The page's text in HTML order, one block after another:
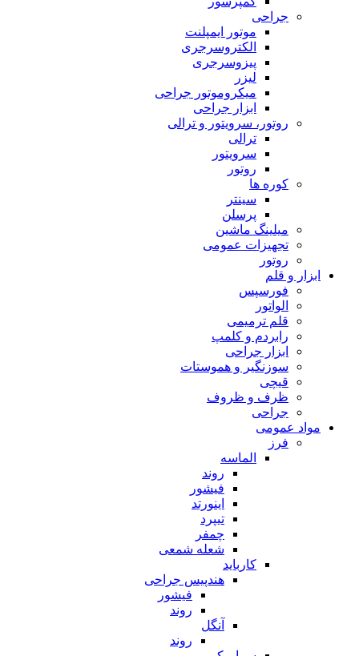
جراحی
موتور ایمپلنت
الکتروسرجری
پیزوسرجری
لیزر
میکروموتور جراحی
ابزار جراحی
روتور، سرویتور و ترالی
ترالی
سرویتور
روتور
کوره ها
سینتر
پرسلن
میلینگ ماشین
تجهیزات عمومی
روتور
ابزار و قلم
فورسپس
الواتور
قلم ترمیمی
رابردم و کلمپ
ابزار جراحی
سوزنگیر و هموستات
قیچی
ظرف و ظروف
جراحی
مواد عمومی
فرز
الماسه
روند
فیشور
اینورتد
تیپرد
چمفر
شعله شمعی
کارباید
هندپیس جراحی
فیشور
روند
آنگل
روند